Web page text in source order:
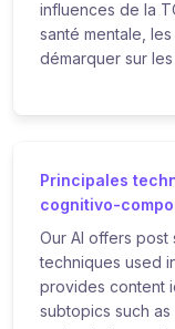
influences de la
santé mentale,
démarquer sur
Principales
cognitivo-
Our AI offers post
techniques used
provides content
subtopics such